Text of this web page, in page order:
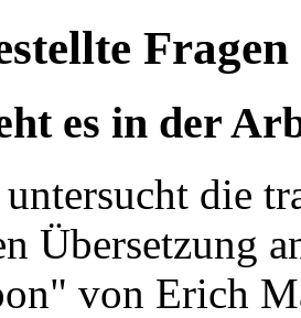
Fragen
es in der
die
Übersetzung
von Erich